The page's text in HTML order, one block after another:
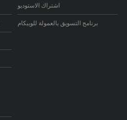
اشتراك الاستوديو
برنامج التسويق بالعمولة للويبكام